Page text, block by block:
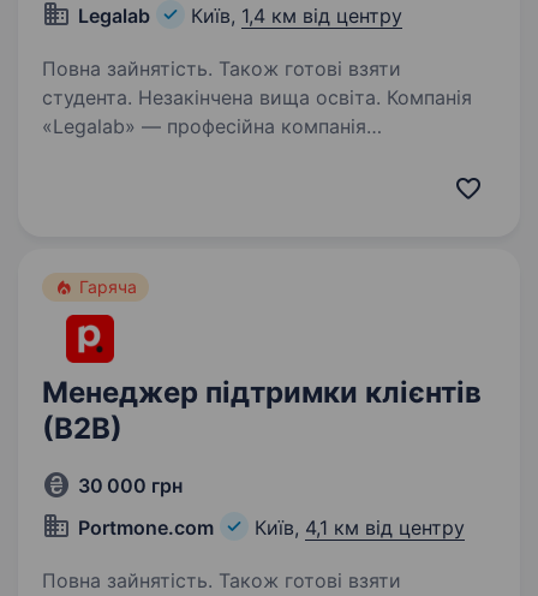
Legalab Київ, 1,4 км від центру
Повна зайнятість. Також готові взяти
студента. Незакінчена вища освіта. Компанія
«Legalab» — професійна компанія
послуги письмового, усного та нотаріального
Гаряча
Менеджер підтримки клієнтів
(В2В)
30 000 грн
Portmone.com
Київ, 4,1 км від центру
Повна зайнятість. Також готові взяти